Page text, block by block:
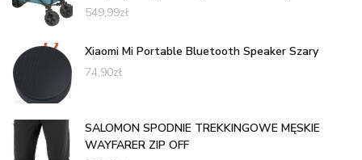
549,99zł
Xiaomi Mi Portable Bluetooth Speaker Szary
74,90zł
SALOMON SPODNIE TREKKINGOWE MĘSKIE
WAYFARER ZIP OFF